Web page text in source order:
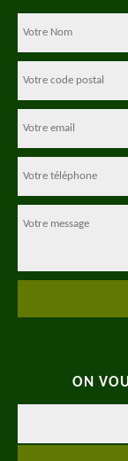
ON